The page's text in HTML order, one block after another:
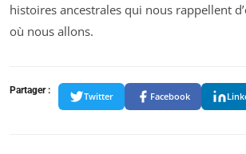
histoires ancestrales qui nous rappellent
où nous allons.
Partager :
Twitter Facebook